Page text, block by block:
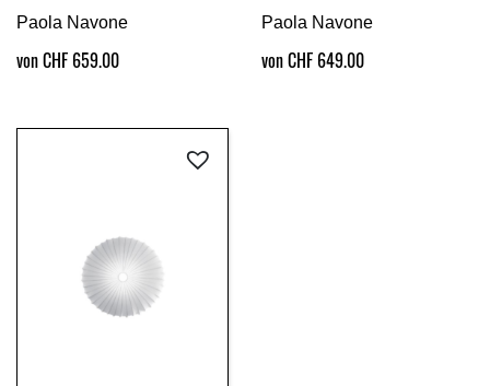
Paola Navone
von CHF 659.00
Paola Navone
von CHF 649.00